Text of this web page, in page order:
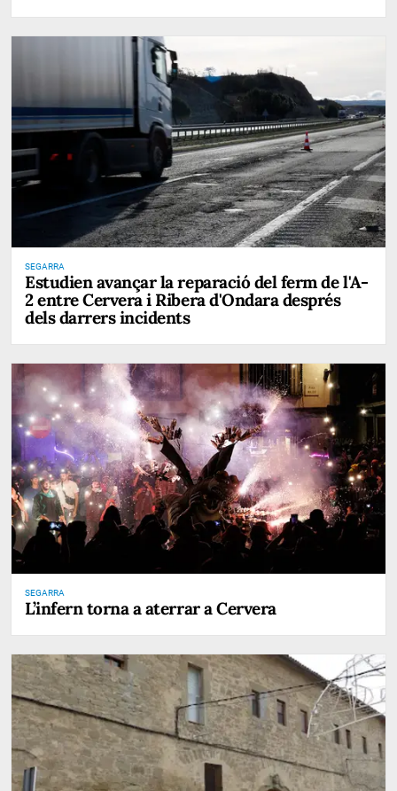
SEGARRA
Estudien avançar la reparació del ferm de l'A-
2 entre Cervera i Ribera d'Ondara després
dels darrers incidents
SEGARRA
L’infern torna a aterrar a Cervera